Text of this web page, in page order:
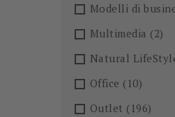
Multimedia (2)
Office (10)
Outlet (196)